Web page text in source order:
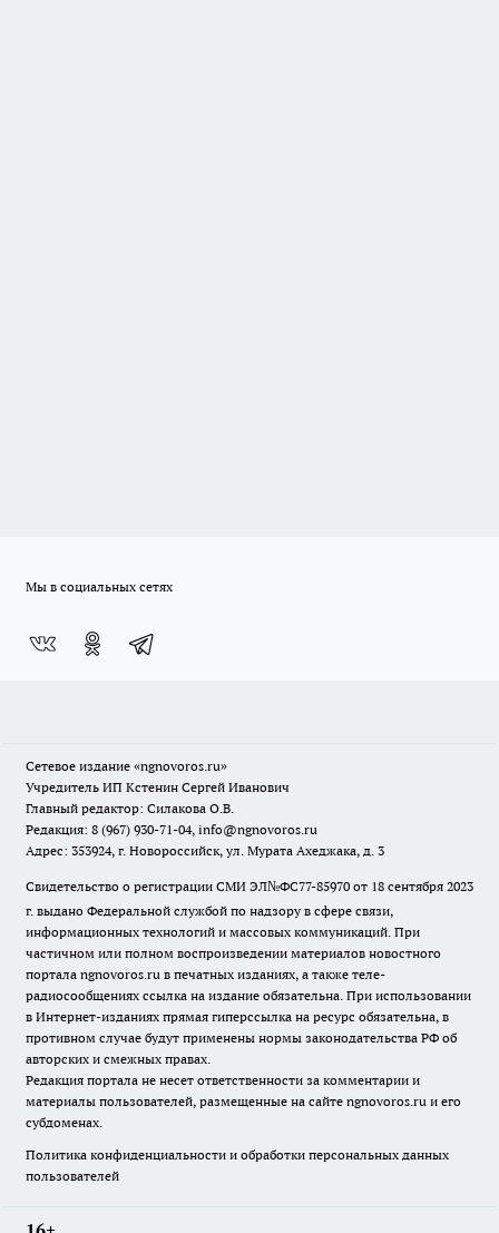
Мы в социальных сетях
Сетевое издание «ngnovoros.ru»
Учредитель ИП Кстенин Сергей Иванович
Главный редактор: Силакова О.В.
Редакция: 8 (967) 930-71-04, info@ngnovoros.ru
Адрес: 353924, г. Новороссийск, ул. Мурата Ахеджака, д. 3
Свидетельство о регистрации СМИ ЭЛ№ФС77-85970 от 18 сентября 2023
г. выдано Федеральной службой по надзору в сфере связи,
информационных технологий и массовых коммуникаций. При
частичном или полном воспроизведении материалов новостного
портала ngnovoros.ru в печатных изданиях, а также теле-
радиосообщениях ссылка на издание обязательна. При использовании
в Интернет-изданиях прямая гиперссылка на ресурс обязательна, в
противном случае будут применены нормы законодательства РФ об
авторских и смежных правах.
Редакция портала не несет ответственности за комментарии и
материалы пользователей, размещенные на сайте ngnovoros.ru и его
субдоменах.
Политика конфиденциальности и обработки персональных данных
пользователей